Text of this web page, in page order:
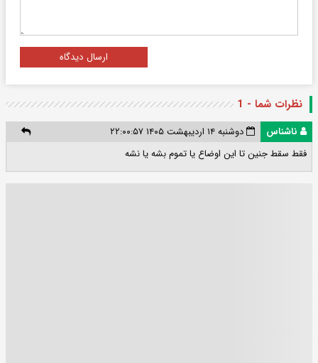
ارسال دیدگاه
نظرات شما - 1
ناشناس
دوشنبه ۱۴ اردیبهشت ۱۴۰۵ ۲۲:۰۰:۵۷
فقط سقط جنین تا این اوضاع یا تموم بشه یا نشه